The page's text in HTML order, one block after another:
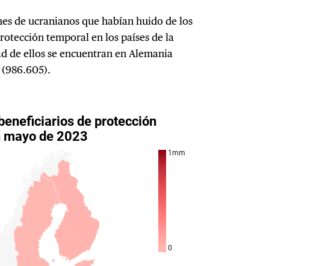
de ucranianos que habían huido de los
temporal en los países de la
de ellos se encuentran en Alemania
(986.605).